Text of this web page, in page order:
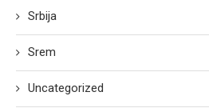
Srbija
Srem
Uncategorized